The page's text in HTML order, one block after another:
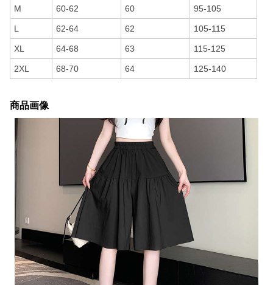
M 60-62 60 95-105
L 62-64 62 105-115
XL 64-68 63 115-125
2XL 68-70 64 125-140
商品画像